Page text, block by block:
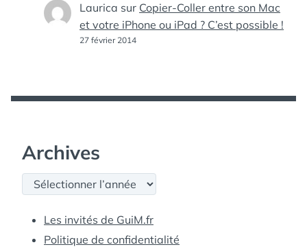
Laurica sur Copier-Coller entre son Mac
et votre iPhone ou iPad ? C’est possible !
27 février 2014
Archives
Archives
Les invités de GuiM.fr
Politique de confidentialité